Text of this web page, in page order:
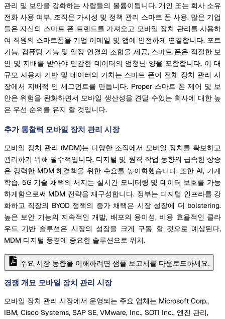
관리 및 보안을 강화하는 사람들의 볼륨이됩니다. 개인 또는 회사 소유
전화 사용 여부, 조직은 가시성 및 정책 관리 스마트 폰 사용. 많은 기업
들은 자신의 스마트 폰 트렌드를 가져오고 모바일 장치 관리를 사용하
여 직원의 스마트폰을 기업 이메일 및 앱에 안전하게 연결합니다. 포트
가능, 컴퓨팅 기능 및 일정 연결의 조합을 제공, 스마트 폰은 적절한 보
안 및 지배를 받아야 민감한 데이터의 엄청난 양을 포함합니다. 이 대
규모 사용자 기반 및 데이터의 가치는 스마트 폰이 전체 장치 관리 시
장에서 지배적 인 세그먼트를 만듭니다. Proper 스마트 폰 제어 및 보
안은 위험을 완화하면서 모바일 생산성을 견딜 수있는 회사에 대한 높
은 우선 순위를 유지 할 것입니다.
추가 통찰력 모바일 장치 관리 시장
모바일 장치 관리 (MDM)는 다양한 조직에서 모바일 장치를 확보하고
관리하기 위해 필수적입니다. 디지털 및 원격 작업 동향의 급속한 상승
은 강력한 MDM 해결책을 위한 수요를 높이화했습니다. 또한 AI, 기계
학습, 5G 기술 채택의 서지는 실시간 모니터링 및 데이터 보호를 가능
하게함으로써 MDM 전략을 재구성합니다. 정부는 디지털 인프라를 강
화하고 직장의 BYOD 정책의 증가 채택은 시장 성장에 더 bolstering.
높은 보안 기능의 지속적인 개발, 배포의 용이성, 비용 효율적인 클라
우드 기반 솔루션은 시장의 성장을 크게 구동 할 것으로 예상된다,
MDM 디지털 풍경에 중요한 솔루션으로 위치.
주요 시장 동향을 이해하려면 샘플 보고서를 다운로드하세요.
경쟁 개요 모바일 장치 관리 시장
모바일 장치 관리 시장에서 운영되는 주요 업체는 Microsoft Corp.,
IBM, Cisco Systems, SAP SE, VMware, Inc., SOTI Inc., 엔진 관리,